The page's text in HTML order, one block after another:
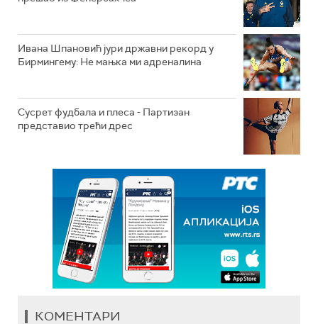
Ивана Шпановић јури државни рекорд у
Бирмингему: Не мањка ми адреналина
Сусрет фудбала и плеса - Партизан
представио трећи дрес
КОМЕНТАРИ